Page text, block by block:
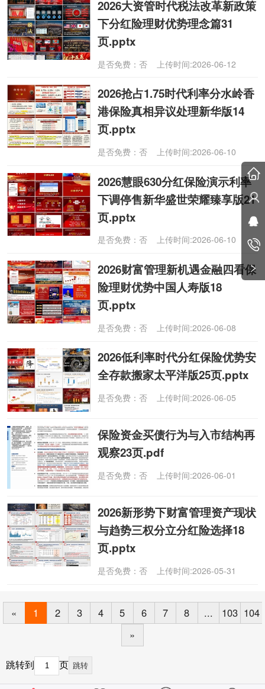
2026大资管时代税法改革新政策
下分红险理财优势理念篇31
页.pptx
是否免费：否 上传时间:2026-06-12
2026抢占1.75时代利率分水岭香
港保险真相异议处理新华版14
页.pptx
是否免费：否 上传时间:2026-06-10
2026慧眼630分红保险演示利率
下调停售新华盛世荣耀臻享版21
页.pptx
是否免费：否 上传时间:2026-06-10
2026财富管理新机遇金融四看保
险理财优势中国人寿版18
页.pptx
是否免费：否 上传时间:2026-06-08
2026低利率时代分红保险优势安
全存款搬家太平洋版25页.pptx
是否免费：否 上传时间:2026-06-05
保险资金买债行为与入市结构再
观察23页.pdf
是否免费：否 上传时间:2026-06-01
2026新形势下财富管理资产现状
与趋势三权分立分红险选择18
页.pptx
是否免费：否 上传时间:2026-05-31
« 1 2 3 4 5 6 7 8 ... 103 104
»
跳转到 页 跳转